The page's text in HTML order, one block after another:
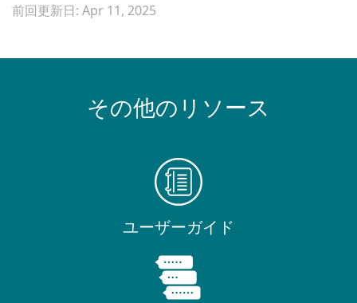
前回更新日: Apr 11, 2025
その他のリソース
ユーザーガイド